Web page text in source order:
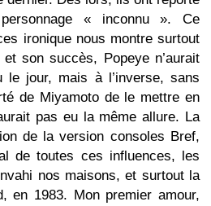
« inconnu ». Ce
ironique nous montre surtout
son succès, Popeye n’aurait
le jour, mais à l’inverse, sans
de Miyamoto de le mettre en
pas eu la même allure. La
de la version consoles Bref,
de toutes ces influences, les
nos maisons, et surtout la
en 1983. Mon premier amour,